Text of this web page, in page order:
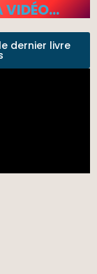
VIDÉO…
dernier livre